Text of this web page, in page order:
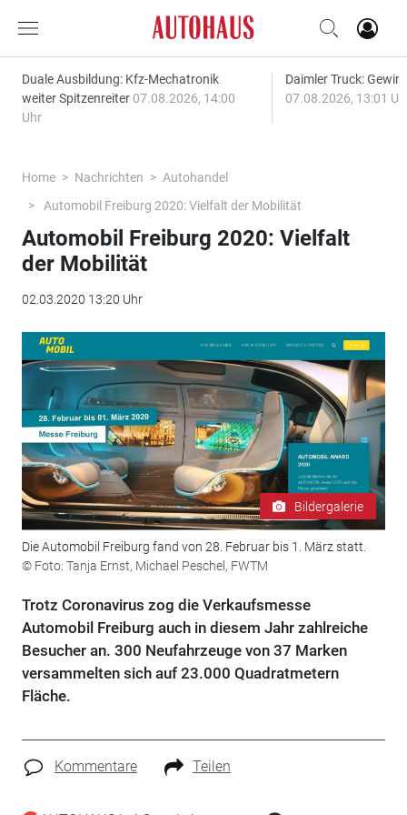
Duale Ausbildung: Kfz-Mechatronik
weiter Spitzenreiter 07.08.2026, 14:00
Uhr
Daimler Truck:
07.08.2026, 13:01
Home Nachrichten
Autohandel
Automobil Freiburg 2020: Vielfalt der Mobilität
Automobil Freiburg 2020: Vielfalt
der Mobilität
02.03.2020 13:20 Uhr
Bildergalerie
Die Automobil Freiburg fand von 28. Februar bis 1. März statt.
© Foto: Tanja Ernst, Michael Peschel, FWTM
Trotz Coronavirus zog die Verkaufsmesse
Automobil Freiburg auch in diesem Jahr zahlreiche
Besucher an. 300 Neufahrzeuge von 37 Marken
versammelten sich auf 23.000 Quadratmetern
Fläche.
Kommentare Teilen